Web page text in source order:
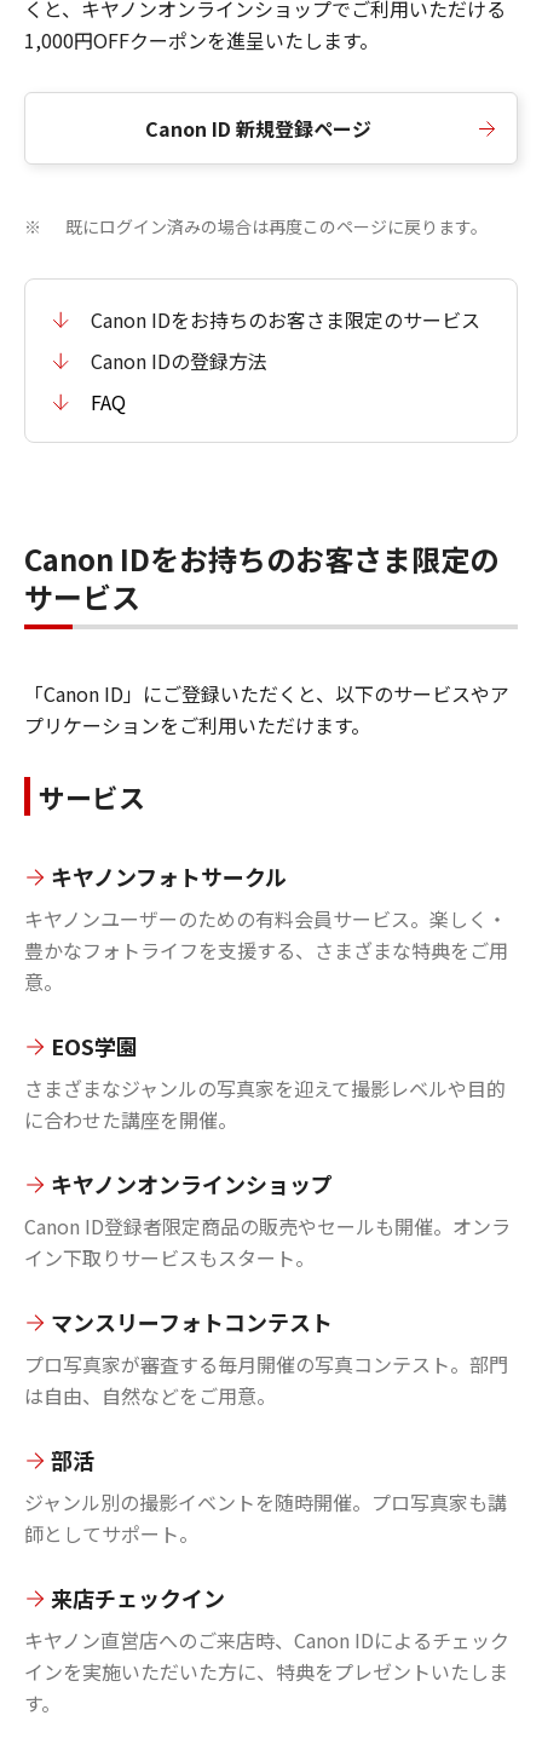
くと、キヤノンオンラインショップでご利用いただける
1,000円OFFクーポンを進呈いたします。
Canon ID 新規登録ページ
※ 既にログイン済みの場合は再度このページに戻ります。
Canon IDをお持ちのお客さま限定のサービス
Canon IDの登録方法
FAQ
Canon IDをお持ちのお客さま限定の
サービス
「Canon ID」にご登録いただくと、以下のサービスやア
プリケーションをご利用いただけます。
サービス
キヤノンフォトサークル
キヤノンユーザーのための有料会員サービス。楽しく・
豊かなフォトライフを支援する、さまざまな特典をご用
意。
EOS学園
さまざまなジャンルの写真家を迎えて撮影レベルや目的
に合わせた講座を開催。
キヤノンオンラインショップ
Canon ID登録者限定商品の販売やセールも開催。オンラ
イン下取りサービスもスタート。
マンスリーフォトコンテスト
プロ写真家が審査する毎月開催の写真コンテスト。部門
は自由、自然などをご用意。
部活
ジャンル別の撮影イベントを随時開催。プロ写真家も講
師としてサポート。
来店チェックイン
キヤノン直営店へのご来店時、Canon IDによるチェック
インを実施いただいた方に、特典をプレゼントいたしま
す。